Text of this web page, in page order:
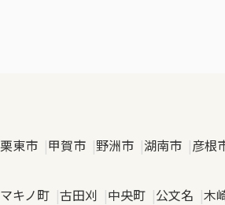
栗東市 甲賀市 野洲市 湖南市 彦根
マキノ町 古田刈 中央町 公文名 木